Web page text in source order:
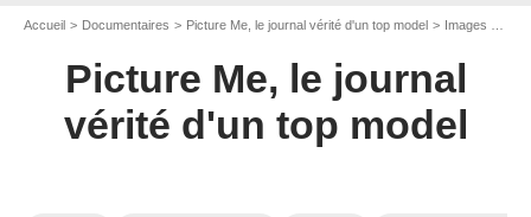
Accueil Documentaires Picture Me, le journal vérité d'un top model Images du documentaire Picture Me, le journal vérité d'un top model
Picture Me, le journal
vérité d'un top model